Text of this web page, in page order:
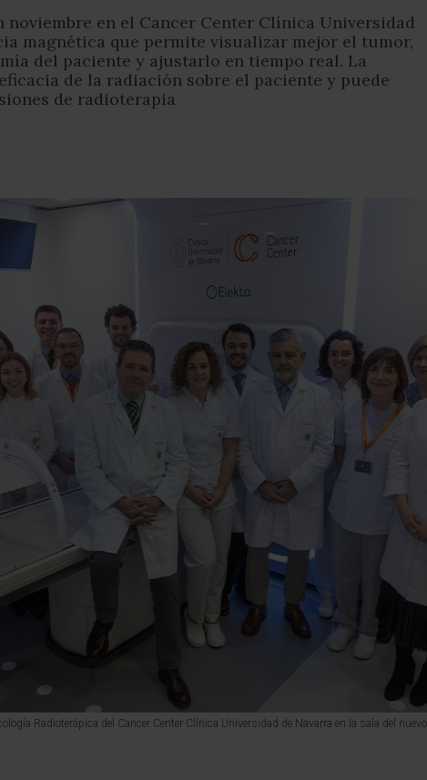
en el Cancer Center Clínica Universidad
magnética que permite visualizar mejor el tumor,
del paciente y ajustarlo en tiempo real. La
de la radiación sobre el paciente y puede
de radioterapia
Radioterápica del Cancer Center Clínica Universidad de Navarra en la sala del